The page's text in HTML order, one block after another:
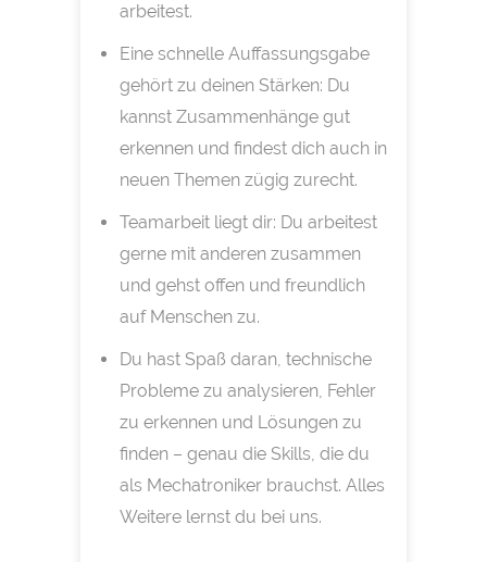
arbeitest.
Eine schnelle Auffassungsgabe
gehört zu deinen Stärken: Du
kannst Zusammenhänge gut
erkennen und findest dich auch in
neuen Themen zügig zurecht.
Teamarbeit liegt dir: Du arbeitest
gerne mit anderen zusammen
und gehst offen und freundlich
auf Menschen zu.
Du hast Spaß daran, technische
Probleme zu analysieren, Fehler
zu erkennen und Lösungen zu
finden – genau die Skills, die du
als Mechatroniker brauchst. Alles
Weitere lernst du bei uns.